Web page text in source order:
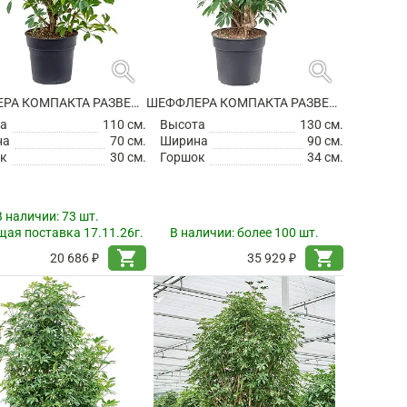
search
ШЕФФЛЕРА КОМПАКТА РАЗВЕТВЛЕННАЯ
110 см.
70 см.
30 см.
наличии:73 шт.
поставка 17.11.26г.
20 686 ₽
shopping_cart
search
ШЕФФЛЕРА КОМПАКТА РАЗВЕТВЛЕННАЯ
Высота
130 см.
Ширина
90 см.
Горшок
34 см.
В наличии:более 100 шт.
35 929 ₽
shopping_cart